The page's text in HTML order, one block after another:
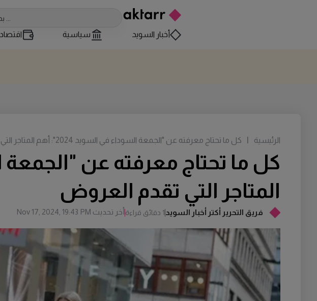
أخبار السويد سياسية اقتصاد
فريق التحرير أكتر أخبار السويد1 دقائق قراءة أخر تحديث Nov 17, 2024, 19:43 PM
المتاجر التي تقدم العروض
الرئيسية | كل ما تحتاج معرفته عن "الجمعة السوداء في السويد 2024": أهم المتاجر التي تقدم العروض